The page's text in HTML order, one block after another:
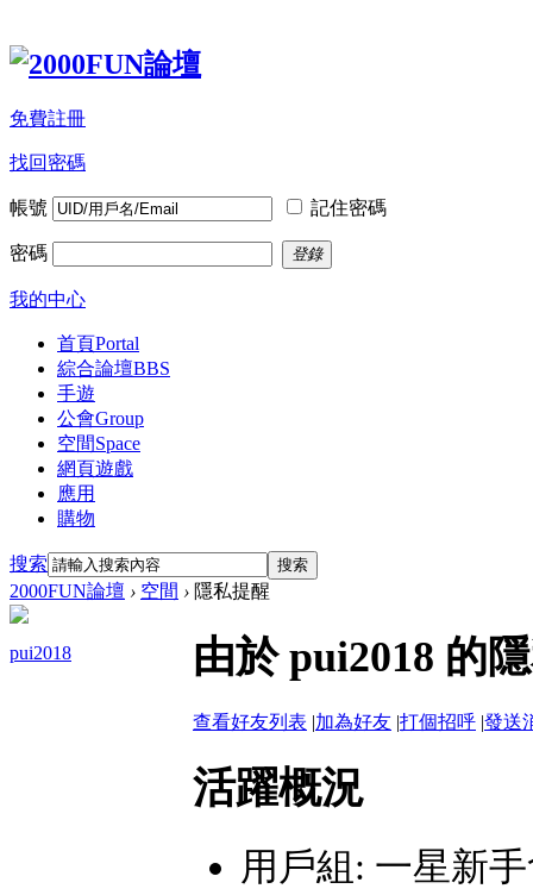
免費註冊
找回密碼
帳號 記住密碼
密碼 登錄
我的中心
首頁Portal
綜合論壇BBS
手遊
公會Group
空間Space
網頁遊戲
應用
購物
搜索 搜索
2000FUN論壇 › 空間 › 隱私提醒
pui2018 由於 pui2018 的
查看好友列表 |加為好友 |打個招呼 |發送
活躍概況
用戶組: 一星新